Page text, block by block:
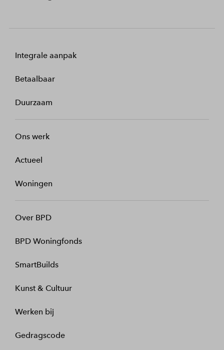
Integrale aanpak
Betaalbaar
Duurzaam
Ons werk
Actueel
Woningen
Over BPD
BPD Woningfonds
SmartBuilds
Kunst & Cultuur
Werken bij
Gedragscode